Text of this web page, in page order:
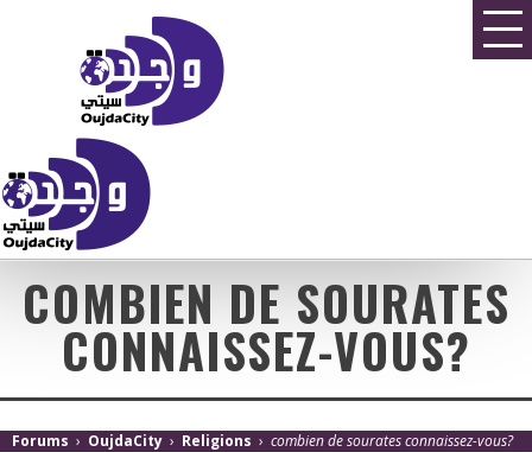
COMBIEN DE SOURATES
CONNAISSEZ-VOUS?
Forums › OujdaCity › Religions › combien de sourates connaissez-vous?